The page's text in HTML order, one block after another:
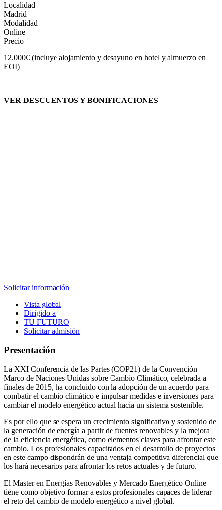
Localidad
Madrid
Modalidad
Online
Precio
12.000€ (incluye alojamiento y desayuno en hotel y almuerzo en
EOI)
VER DESCUENTOS Y BONIFICACIONES
Solicitar información
Vista global
Dirigido a
TU FUTURO
Solicitar admisión
Presentación
La XXI Conferencia de las Partes (COP21) de la Convención
Marco de Naciones Unidas sobre Cambio Climático, celebrada a
finales de 2015, ha concluido con la adopción de un acuerdo para
combatir el cambio climático e impulsar medidas e inversiones para
cambiar el modelo energético actual hacia un sistema sostenible.
Es por ello que se espera un crecimiento significativo y sostenido de
la generación de energía a partir de fuentes renovables y la mejora
de la eficiencia energética, como elementos claves para afrontar este
cambio. Los profesionales capacitados en el desarrollo de proyectos
en este campo dispondrán de una ventaja competitiva diferencial que
los hará necesarios para afrontar los retos actuales y de futuro.
El Master en Energías Renovables y Mercado Energético Online
tiene como objetivo formar a estos profesionales capaces de liderar
el reto del cambio de modelo energético a nivel global.